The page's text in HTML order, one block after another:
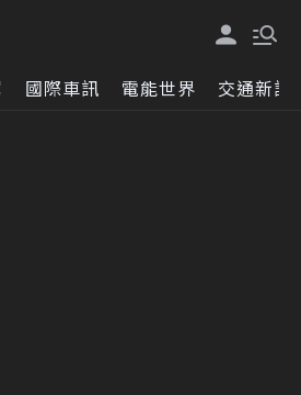
國際車訊 電能世界 交通新訊